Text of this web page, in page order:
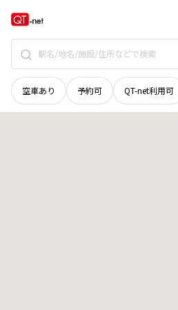
空車あり 予約可 QT-net利用可
北海道